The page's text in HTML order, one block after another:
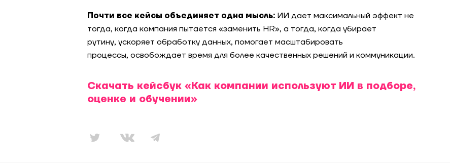
Почти все кейсы объединяет одна мысль: ИИ дает максимальный эффект не
тогда, когда компания пытается «заменить HR», а тогда, когда убирает
рутину, ускоряет обработку данных, помогает масштабировать
процессы, освобождает время для более качественных решений и коммуникации.
Скачать кейсбук «Как компании используют ИИ в подборе,
оценке и обучении»